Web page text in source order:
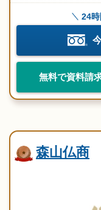
24
無料で資料請
森山仏商